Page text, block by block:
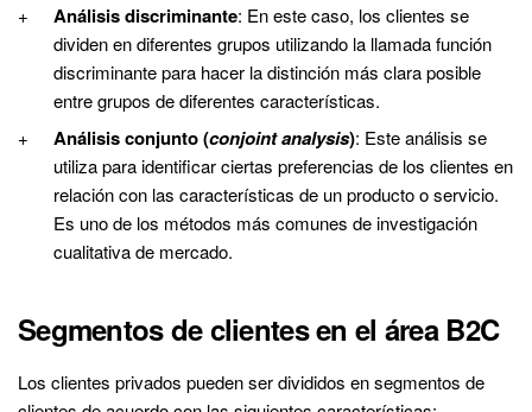
Análisis discriminante: En este caso, los clientes se
dividen en diferentes grupos utilizando la llamada función
discriminante para hacer la distinción más clara posible
entre grupos de diferentes características.
Análisis conjunto(conjoint analysis): Este análisis se
utiliza para identificar ciertas preferencias de los clientes en
relación con las características de un producto o servicio.
Es uno de los métodos más comunes de investigación
cualitativa de mercado.
Segmentos de clientes en el área B2C
Los clientes privados pueden ser divididos en segmentos de